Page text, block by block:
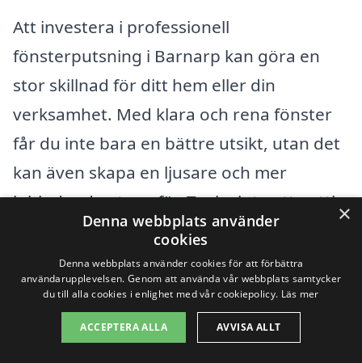
Att investera i professionell
fönsterputsning i Barnarp kan göra en
stor skillnad för ditt hem eller din
verksamhet. Med klara och rena fönster
får du inte bara en bättre utsikt, utan det
kan även skapa en ljusare och mer
inbjudande atmosfär. Tveka inte att nyttja
möjligheten att jämföra bland lokala
fönsterputsare och hitta det bästa
erbjudandet för dina fönster!
Få 3 erbjudanden, gratis och utan
×
Denna webbplats använder
cookies
Denna webbplats använder cookies för att förbättra
användarupplevelsen. Genom att använda vår webbplats samtycker
du till alla cookies i enlighet med vår cookiepolicy. Läs mer
ACCEPTERA ALLA AVVISA ALLT